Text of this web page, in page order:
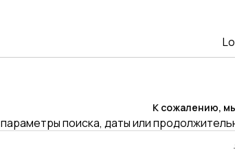
К сожалению,
поиска, даты или